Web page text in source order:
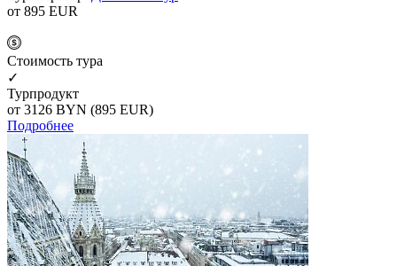
от 895 EUR
Cтоимость тура
✓
Турпродукт
от 3126 BYN (895 EUR)
Подробнее